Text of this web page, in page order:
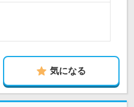
気になる